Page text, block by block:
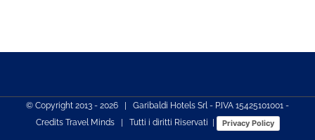
© Copyright 2013 - 2026 | Garibaldi Hotels Srl - P.IVA 15425101001 -
Credits Travel Minds| Tutti i diritti Riservati | Privacy Policy